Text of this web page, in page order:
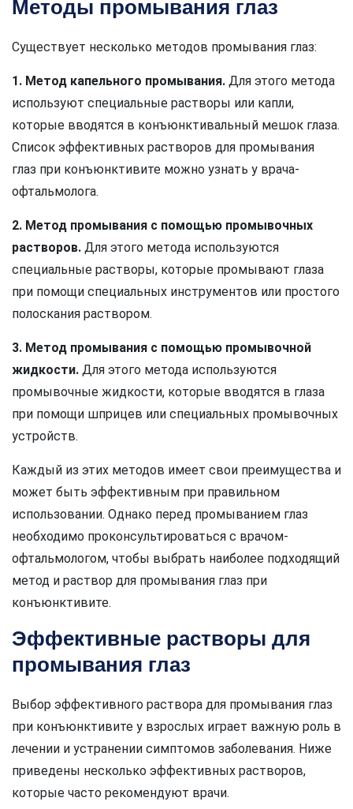
Методы промывания глаз
Существует несколько методов промывания глаз:
1. Метод капельного промывания. Для этого метода
используют специальные растворы или капли,
которые вводятся в конъюнктивальный мешок глаза.
Список эффективных растворов для промывания
глаз при конъюнктивите можно узнать у врача-
офтальмолога.
2. Метод промывания с помощью промывочных
растворов. Для этого метода используются
специальные растворы, которые промывают глаза
при помощи специальных инструментов или простого
полоскания раствором.
3. Метод промывания с помощью промывочной
жидкости. Для этого метода используются
промывочные жидкости, которые вводятся в глаза
при помощи шприцев или специальных промывочных
устройств.
Каждый из этих методов имеет свои преимущества и
может быть эффективным при правильном
использовании. Однако перед промыванием глаз
необходимо проконсультироваться с врачом-
офтальмологом, чтобы выбрать наиболее подходящий
метод и раствор для промывания глаз при
конъюнктивите.
Эффективные растворы для
промывания глаз
Выбор эффективного раствора для промывания глаз
при конъюнктивите у взрослых играет важную роль в
лечении и устранении симптомов заболевания. Ниже
приведены несколько эффективных растворов,
которые часто рекомендуют врачи.